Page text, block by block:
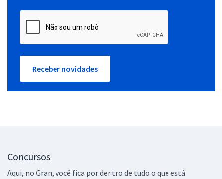
Receber novidades
Concursos
Aqui, no Gran, você fica por dentro de tudo o que está